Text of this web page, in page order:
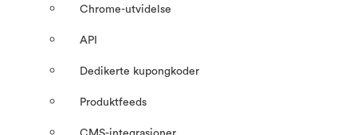
Chrome-utvidelse
API
Dedikerte kupongkoder
Produktfeeds